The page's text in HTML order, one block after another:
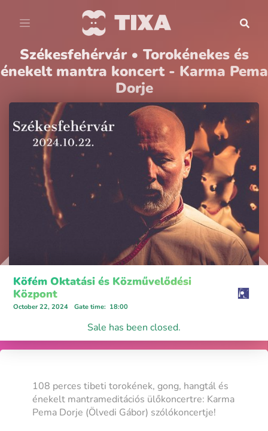
Székesfehérvár • Torokénekes és
énekelt mantra koncert - Karma Pema
Dorje
Köfém Oktatási és Közművelődési
Központ
October 22, 2024 Gate time: 18:00
Sale has been closed.
108 perces tibeti torokének, gong, hangtál és
énekelt mantrameditációs ülőkoncertre: Karma
Pema Dorje (Ölvedi Gábor) szólókoncertje!